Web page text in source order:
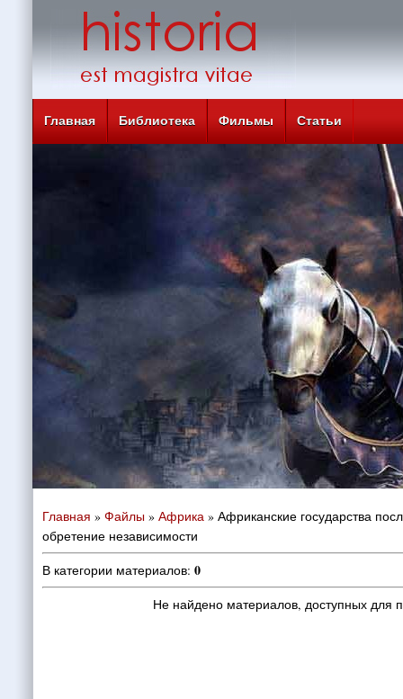
Главная Библиотека Фильмы Статьи
Главная » Файлы » Африка » Африканские государства
обретение независимости
В категории материалов: 0
Не найдено материалов, доступных для